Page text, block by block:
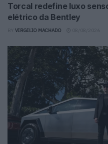
Torcal redefine luxo
elétrico da Bentley
VIRGILIO MACHADO